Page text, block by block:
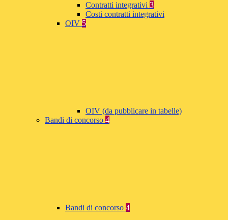
Contratti integrativi 3
Costi contratti integrativi
OIV 5
OIV (da pubblicare in tabelle)
Bandi di concorso 4
Bandi di concorso 4